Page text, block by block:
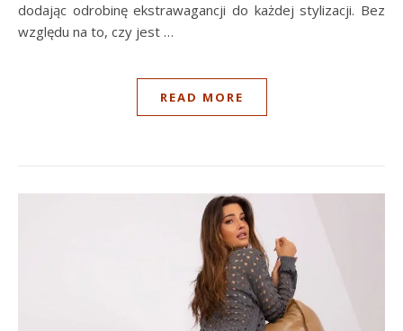
dodając odrobinę ekstrawagancji do każdej stylizacji. Bez
względu na to, czy jest …
READ MORE